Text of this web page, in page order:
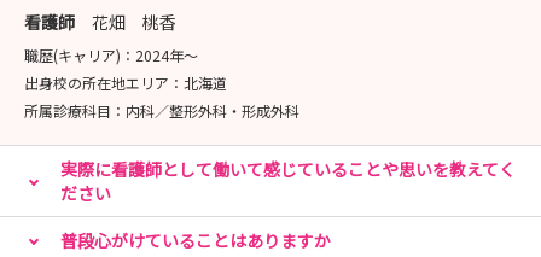
看護師 花畑 桃香
職歴(キャリア)： 2024年〜
出身校の所在地エリア： 北海道
所属診療科目： 内科／整形外科・形成外科
実際に看護師として働いて感じていることや思いを教えてく
ださい
普段心がけていることはありますか